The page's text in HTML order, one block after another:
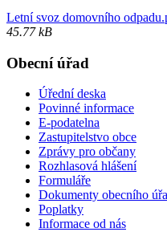
Letní svoz domovního
45.77 kB
Obecní úřad
Úřední deska
Povinné informace
E-podatelna
Zastupitelstvo obce
Zprávy pro občany
Rozhlasová hlášení
Formuláře
Dokumenty obecního
Poplatky
Informace od nás